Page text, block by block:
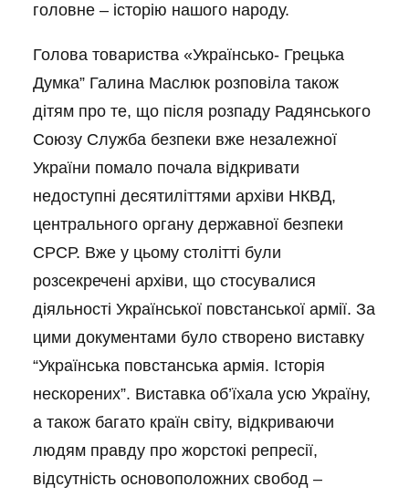
головне – історію нашого народу.
Голова товариства «Українсько- Грецька
Думка” Галина Маслюк розповіла також
дітям про те, що після розпаду Радянського
Союзу Служба безпеки вже незалежної
України помало почала відкривати
недоступні десятиліттями архіви НКВД,
центрального органу державної безпеки
СРСР. Вже у цьому столітті були
розсекречені архіви, що стосувалися
діяльності Української повстанської армії. За
цими документами було створено виставку
“Українська повстанська армія. Історія
нескорених”. Виставка об’їхала усю Україну,
а також багато країн світу, відкриваючи
людям правду про жорстокі репресії,
відсутність основоположних свобод –